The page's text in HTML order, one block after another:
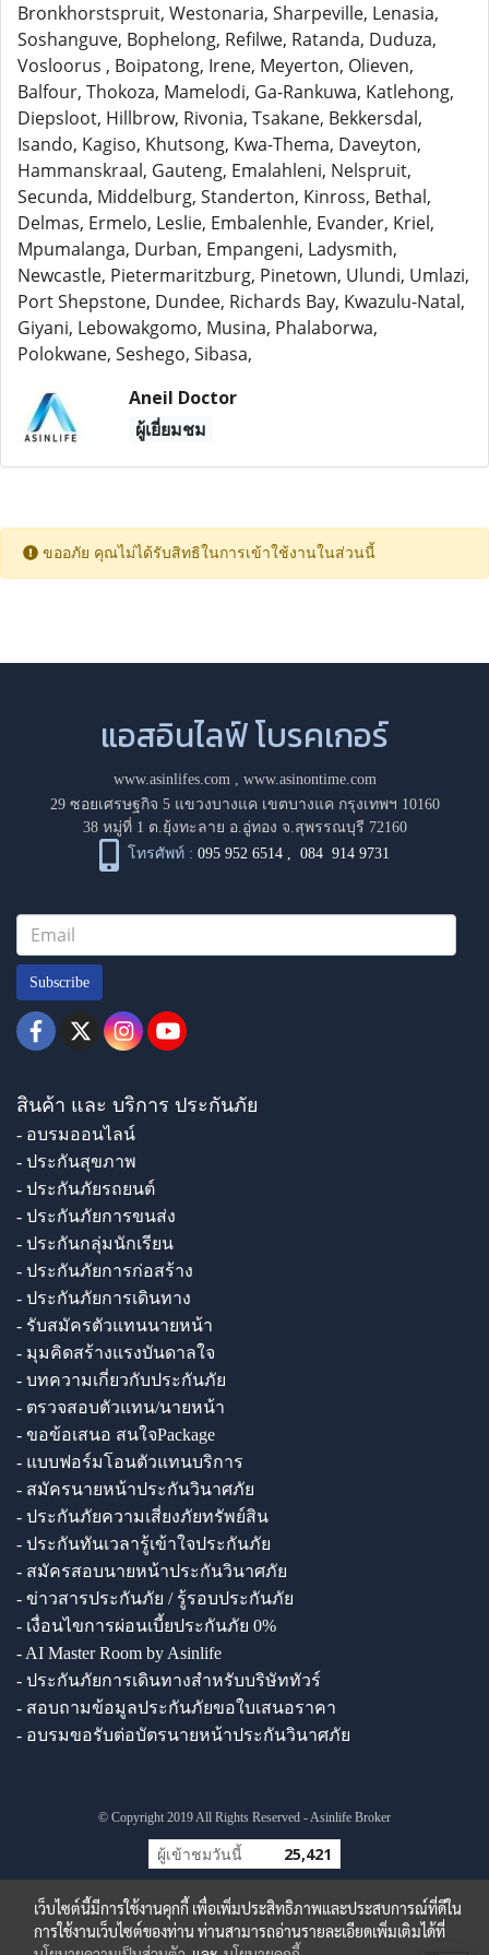
Bronkhorstspruit, Westonaria, Sharpeville, Lenasia,
Soshanguve, Bophelong, Refilwe, Ratanda, Duduza,
Vosloorus , Boipatong, Irene, Meyerton, Olieven,
Balfour, Thokoza, Mamelodi, Ga-Rankuwa, Katlehong,
Diepsloot, Hillbrow, Rivonia, Tsakane, Bekkersdal,
Isando, Kagiso, Khutsong, Kwa-Thema, Daveyton,
Hammanskraal, Gauteng, Emalahleni, Nelspruit,
Secunda, Middelburg, Standerton, Kinross, Bethal,
Delmas, Ermelo, Leslie, Embalenhle, Evander, Kriel,
Mpumalanga, Durban, Empangeni, Ladysmith,
Newcastle, Pietermaritzburg, Pinetown, Ulundi, Umlazi,
Port Shepstone, Dundee, Richards Bay, Kwazulu-Natal,
Giyani, Lebowakgomo, Musina, Phalaborwa,
Polokwane, Seshego, Sibasa,
Aneil Doctor
ผู้เยี่ยมชม
ขออภัย คุณไม่ได้รับสิทธิในการเข้าใช้งานในส่วนนี้
แอสอินไลฟ์ โบรคเกอร์
www.asinlifes.com, www.asinontime.com
29 ซอยเศรษฐกิจ 5 แขวงบางแค เขตบางแค กรุงเทพฯ 10160
38 หมู่ที่ 1 ต.ยุ้งทะลาย อ.อู่ทอง จ.สุพรรณบุรี 72160
โทรศัพท์ : 095 952 6514 ,084 914 9731
Subscribe
สินค้า และ บริการ ประกันภัย
- อบรมออนไลน์
- ประกันสุขภาพ
- ประกันภัยรถยนต์
- ประกันภัยการขนส่ง
- ประกันกลุ่มนักเรียน
- ประกันภัยการก่อสร้าง
- ประกันภัยการเดินทาง
- รับสมัครตัวแทนนายหน้า
- มุมคิดสร้างแรงบันดาลใจ
- บทความเกี่ยวกับประกันภัย
- ตรวจสอบตัวแทน/นายหน้า
- ขอข้อเสนอ สนใจPackage
- แบบฟอร์มโอนตัวแทนบริการ
- สมัครนายหน้าประกันวินาศภัย
- ประกันภัยความเสี่ยงภัยทรัพย์สิน
- ประกันทันเวลารู้เข้าใจประกันภัย
- สมัครสอบนายหน้าประกันวินาศภัย
- ข่าวสารประกันภัย / รู้รอบประกันภัย
- เงื่อนไขการผ่อนเบี้ยประกันภัย 0%
- AI Master Room by Asinlife
- ประกันภัยการเดินทางสำหรับบริษัททัวร์
- สอบถามข้อมูลประกันภัยขอใบเสนอราคา
- อบรมขอรับต่อบัตรนายหน้าประกันวินาศภัย
© Copyright 2019 All Rights Reserved - Asinlife Broker
ผู้เข้าชมวันนี้ 25,421
เว็บไซต์นี้มีการใช้งานคุกกี้ เพื่อเพิ่มประสิทธิภาพและประสบการณ์ที่ดีใน
การใช้งานเว็บไซต์ของท่าน ท่านสามารถอ่านรายละเอียดเพิ่มเติมได้ที่